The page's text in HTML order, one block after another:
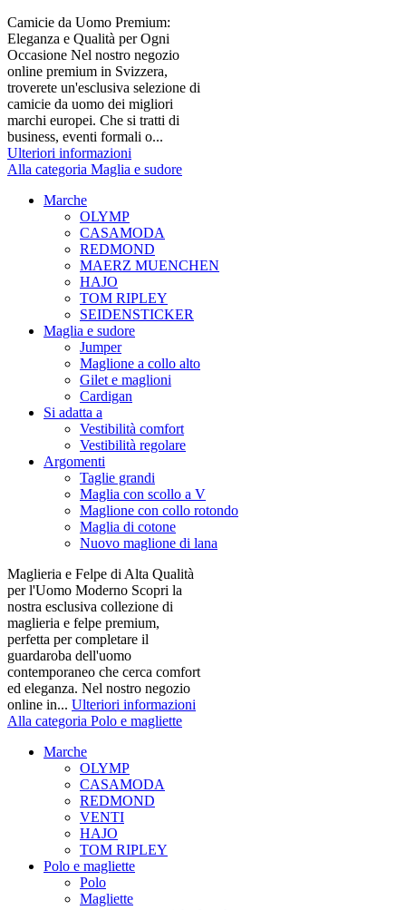
Camicie da Uomo Premium:
Eleganza e Qualità per Ogni
Occasione Nel nostro negozio
online premium in Svizzera,
troverete un'esclusiva selezione di
camicie da uomo dei migliori
marchi europei. Che si tratti di
business, eventi formali o...
Ulteriori informazioni
Alla categoria Maglia e sudore
Marche
OLYMP
CASAMODA
REDMOND
MAERZ MUENCHEN
HAJO
TOM RIPLEY
SEIDENSTICKER
Maglia e sudore
Jumper
Maglione a collo alto
Gilet e maglioni
Cardigan
Si adatta a
Vestibilità comfort
Vestibilità regolare
Argomenti
Taglie grandi
Maglia con scollo a V
Maglione con collo rotondo
Maglia di cotone
Nuovo maglione di lana
Maglieria e Felpe di Alta Qualità
per l'Uomo Moderno Scopri la
nostra esclusiva collezione di
maglieria e felpe premium,
perfetta per completare il
guardaroba dell'uomo
contemporaneo che cerca comfort
ed eleganza. Nel nostro negozio
online in... Ulteriori informazioni
Alla categoria Polo e magliette
Marche
OLYMP
CASAMODA
REDMOND
VENTI
HAJO
TOM RIPLEY
Polo e magliette
Polo
Magliette